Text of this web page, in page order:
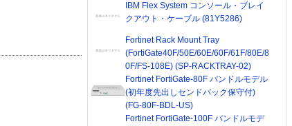
IBM Flex System コンソール・ブレイ
クアウト・ケーブル (81Y5286)
Fortinet Rack Mount Tray
(FortiGate40F/50E/60E/60F/61F/80E/8
0F/FS-108E) (SP-RACKTRAY-02)
Fortinet FortiGate-80F バンドルモデル
(初年度先出しセンドバック保守付)
(FG-80F-BDL-US)
Fortinet FortiGate-100F バンドルモデ